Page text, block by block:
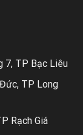
7, TP Bạc Liêu
TP Long
Rạch Giá